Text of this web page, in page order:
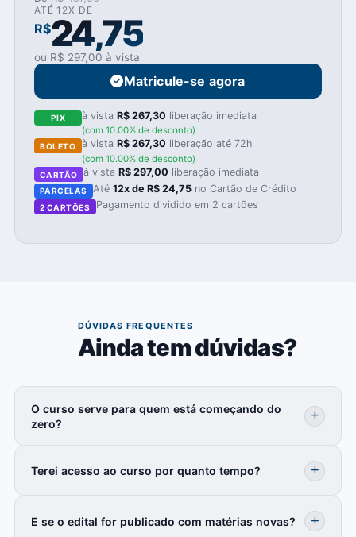
ATÉ 12X DE
R$24,75
ou R$ 297,00 à vista
Matricule-se agora
PIX à vistaR$ 267,30 liberação imediata
(com 10.00% de desconto)
BOLETO à vistaR$ 267,30 liberação até 72h
(com 10.00% de desconto)
CARTÃO à vista R$ 297,00 liberação imediata
PARCELAS Até12x de R$ 24,75 no Cartão de Crédito
2 CARTÕES Pagamento dividido em 2 cartões
DÚVIDAS FREQUENTES
Ainda tem dúvidas?
O curso serve para quem está começando do
zero?
Terei acesso ao curso por quanto tempo?
E se o edital for publicado com matérias novas?